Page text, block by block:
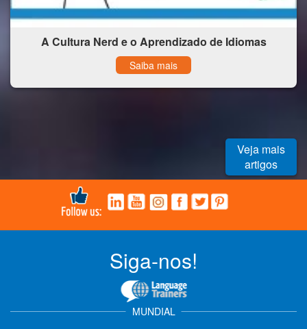
A Cultura Nerd e o Aprendizado de Idiomas
Saiba mais
Veja mais
artigos
Siga-nos!
MUNDIAL